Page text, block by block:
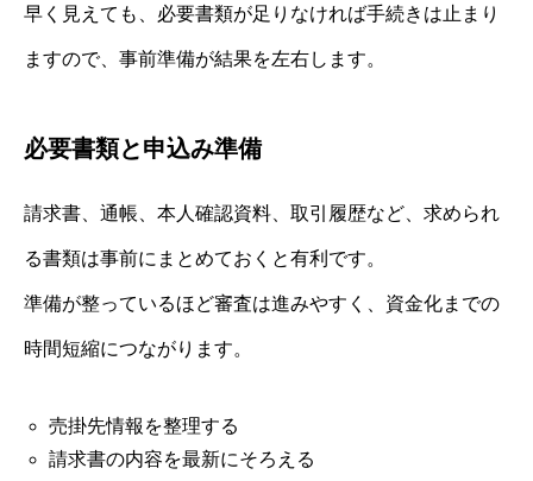
早く見えても、必要書類が足りなければ手続きは止まり
ますので、事前準備が結果を左右します。
必要書類と申込み準備
請求書、通帳、本人確認資料、取引履歴など、求められ
る書類は事前にまとめておくと有利です。
準備が整っているほど審査は進みやすく、資金化までの
時間短縮につながります。
売掛先情報を整理する
請求書の内容を最新にそろえる